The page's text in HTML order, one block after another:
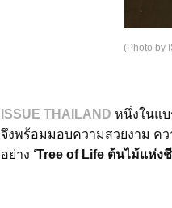
(Photo by
ISSUE THAILAND หนึ่งในแ
จึงพร้อมมอบความสวยงาม ค
อย่าง ‘Tree of Life ต้นไม้แห่งชี